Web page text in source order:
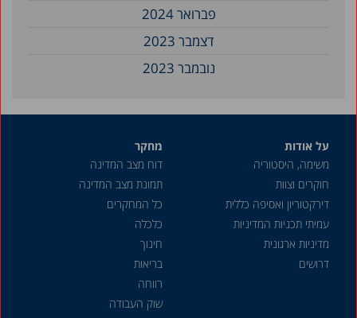
פברואר 2024
דצמבר 2023
נובמבר 2023
על אודות
משימה, היסטוריה
חוקרים וצוות
דירקטוריון ואסיפה כללית
עמיתי תכניות המדיניות
מדיניות ארגונית
דרושים
מחקר
דוח מצב המדינה
תמונת מצב המדינה
כל המחקרים
כלכלה
חינוך
בריאות
רווחה
שוק העבודה